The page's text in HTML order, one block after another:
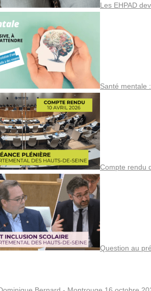
Les EHPAD
Santé mentale
Compte rendu
Question au